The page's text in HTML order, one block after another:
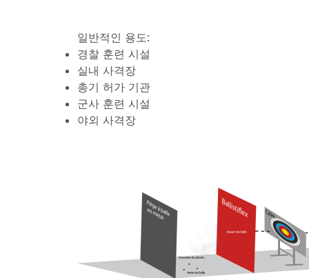
일반적인 용도:
경찰 훈련 시설
실내 사격장
총기 허가 기관
군사 훈련 시설
야외 사격장